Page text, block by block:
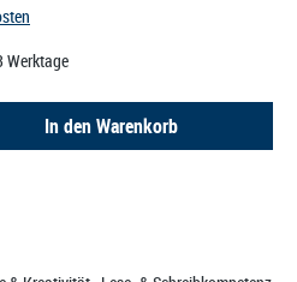
Werktage
gewünschten Wert ein
In den Warenkorb